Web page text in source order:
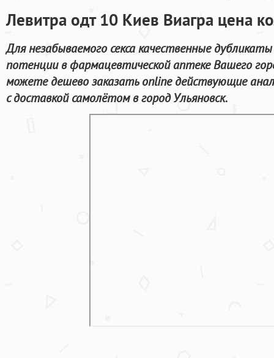
Левитра одт 10 Киев Виагра цена
Для незабываемого секса качественные
потенции в фармацевтической аптеке Вашего
можете дешево заказать online действующие
с доставкой самолётом в город Ульяновск.